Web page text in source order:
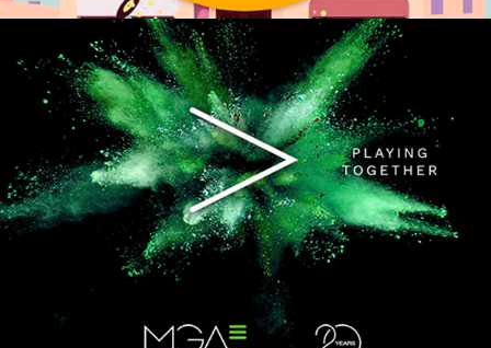
MGA Games – 20 Years Playing
Together
Estratègia de marketing i branding